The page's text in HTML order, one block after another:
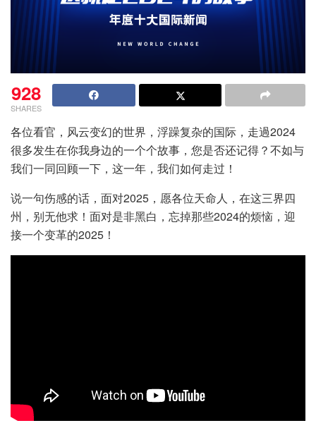
928
SHARES
各位看官，风云变幻的世界，浮躁复杂的国际，走過2024
很多发生在你我身边的一个个故事，您是否还记得？不如与
我们一同回顾一下，这一年，我们如何走过！
说一句伤感的话，面对2025，愿各位天命人，在这三界四
州，别无他求！面对是非黑白，忘掉那些2024的烦恼，迎
接一个变革的2025！